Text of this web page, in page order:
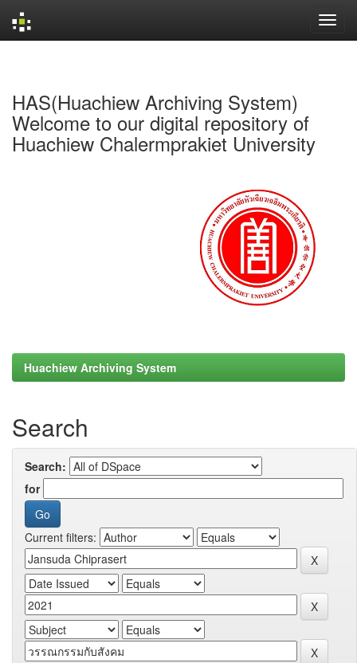
HAS(Huachiew Archiving System)
Welcome to our digital repository of
Huachiew Chalermprakiet University
Huachiew Archiving System
Search
Search:
for
Current filters: